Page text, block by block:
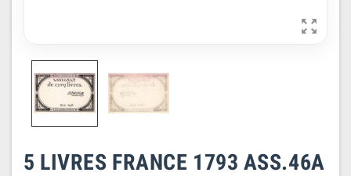

5 LIVRES FRANCE 1793 ASS.46A